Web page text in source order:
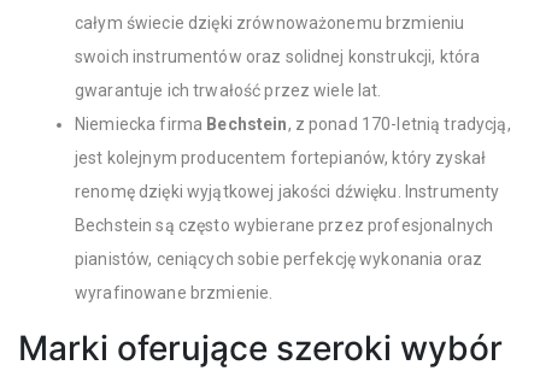
całym świecie dzięki zrównoważonemu brzmieniu
swoich instrumentów oraz solidnej konstrukcji, która
gwarantuje ich trwałość przez wiele lat.
Niemiecka firma Bechstein, z ponad 170-letnią tradycją,
jest kolejnym producentem fortepianów, który zyskał
renomę dzięki wyjątkowej jakości dźwięku. Instrumenty
Bechstein są często wybierane przez profesjonalnych
pianistów, ceniących sobie perfekcję wykonania oraz
wyrafinowane brzmienie.
Marki oferujące szeroki wybór